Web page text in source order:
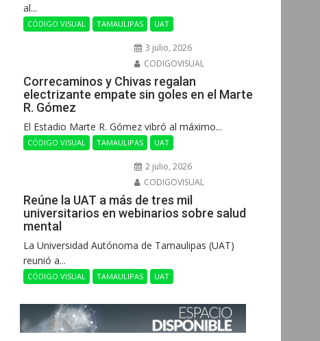
al...
CÓDIGO VISUAL TAMAULIPAS UAT
3 julio, 2026
CODIGOVISUAL
Correcaminos y Chivas regalan
electrizante empate sin goles en el Marte
R. Gómez
El Estadio Marte R. Gómez vibró al máximo...
CÓDIGO VISUAL TAMAULIPAS UAT
2 julio, 2026
CODIGOVISUAL
Reúne la UAT a más de tres mil
universitarios en webinarios sobre salud
mental
La Universidad Autónoma de Tamaulipas (UAT)
reunió a...
CÓDIGO VISUAL TAMAULIPAS UAT